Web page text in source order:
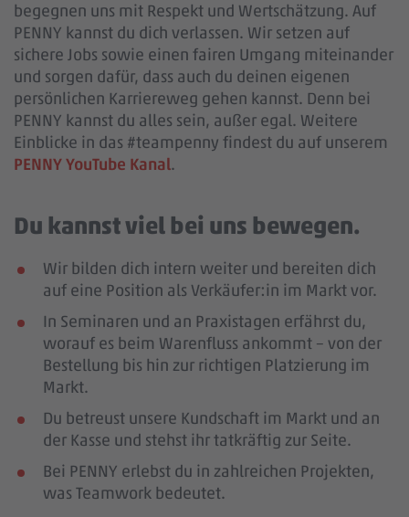
begegnen uns mit Respekt und Wertschätzung. Auf
PENNY kannst du dich verlassen. Wir setzen auf
sichere Jobs sowie einen fairen Umgang miteinander
und sorgen dafür, dass auch du deinen eigenen
persönlichen Karriereweg gehen kannst. Denn bei
PENNY kannst du alles sein, außer egal. Weitere
Einblicke in das #teampenny findest du auf unserem
PENNY YouTube Kanal.
Du kannst viel bei uns bewegen.
Wir bilden dich intern weiter und bereiten dich
auf eine Position als Verkäufer:in im Markt vor.
In Seminaren und an Praxistagen erfährst du,
worauf es beim Warenfluss ankommt – von der
Bestellung bis hin zur richtigen Platzierung im
Markt.
Du betreust unsere Kundschaft im Markt und an
der Kasse und stehst ihr tatkräftig zur Seite.
Bei PENNY erlebst du in zahlreichen Projekten,
was Teamwork bedeutet.